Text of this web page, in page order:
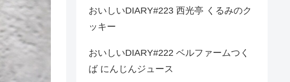
おいしいDIARY#223 西光亭 くるみのク
ッキー
おいしいDIARY#222 ベルファームつく
ば にんじんジュース